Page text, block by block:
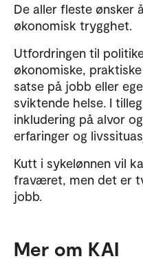
De aller fleste ønsker
økonomisk trygghet.
Utfordringen til
økonomiske,
satse på jobb eller
sviktende helse. I
inkludering på alvor
erfaringer og
Kutt i sykelønnen vil
fraværet, men det er
jobb.
Mer om KAI